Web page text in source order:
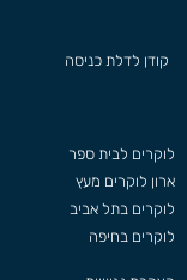
קודן לדלת כניסה
לוקרים לבית ספר
ארון לוקרים מעץ
לוקרים בתל אביב
לוקרים בחיפה